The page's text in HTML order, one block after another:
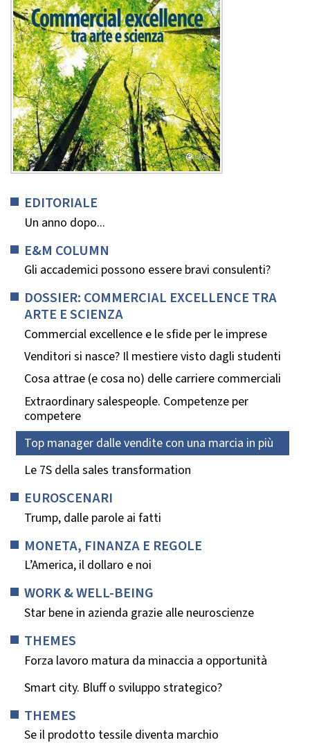
EDITORIALE
Un anno dopo...
E&M COLUMN
Gli accademici possono essere bravi consulenti?
DOSSIER: COMMERCIAL EXCELLENCE TRA
ARTE E SCIENZA
Commercial excellence e le sfide per le imprese
Venditori si nasce? Il mestiere visto dagli studenti
Cosa attrae (e cosa no) delle carriere commerciali
Extraordinary salespeople. Competenze per
competere
Top manager dalle vendite con una marcia in più
Le 7S della sales transformation
EUROSCENARI
Trump, dalle parole ai fatti
MONETA, FINANZA E REGOLE
L’America, il dollaro e noi
WORK & WELL-BEING
Star bene in azienda grazie alle neuroscienze
THEMES
Forza lavoro matura da minaccia a opportunità
Smart city. Bluff o sviluppo strategico?
THEMES
Se il prodotto tessile diventa marchio